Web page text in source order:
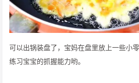
可以出锅装盘了，宝妈在盘里放上一些小
练习宝宝的抓握能力哟。